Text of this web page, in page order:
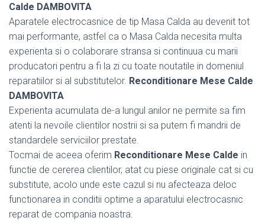
Calde DAMBOVITA
Aparatele electrocasnice de tip Masa Calda au devenit tot
mai performante, astfel ca o Masa Calda necesita multa
experienta si o colaborare stransa si continuua cu marii
producatori pentru a fi la zi cu toate noutatile in domeniul
reparatiilor si al substitutelor. Reconditionare Mese Calde
DAMBOVITA
Experienta acumulata de-a lungul anilor ne permite sa fim
atenti la nevoile clientilor nostrii si sa putem fi mandrii de
standardele serviciilor prestate.
Tocmai de aceea oferim Reconditionare Mese Calde in
functie de cererea clientilor, atat cu piese originale cat si cu
substitute, acolo unde este cazul si nu afecteaza deloc
functionarea in conditii optime a aparatului electrocasnic
reparat de compania noastra.